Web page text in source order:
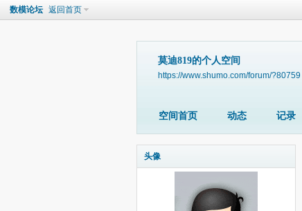
数模论坛 返回首页
莫迪819的个人空间
https://www.shumo.com/forum/?80759
空间首页 动态 记录
头像